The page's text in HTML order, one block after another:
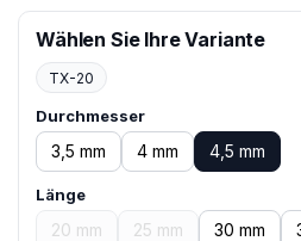
Wählen Sie Ihre Variante
TX-20
Durchmesser
3,5 mm 4 mm 4,5 mm
Länge
20 mm 25 mm 30 mm